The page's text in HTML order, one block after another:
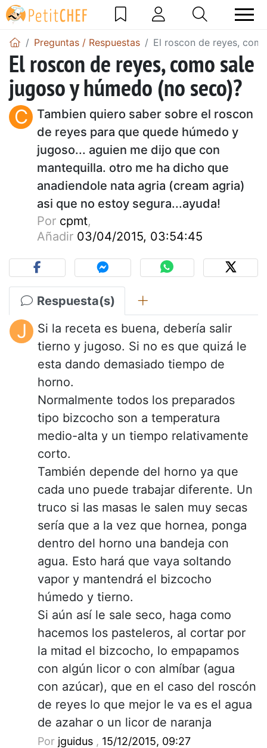
Preguntas / Respuestas El roscon de reyes,
El roscon de reyes, como sale
jugoso y húmedo (no seco)?
C
Tambien quiero saber sobre el roscon
de reyes para que quede húmedo y
jugoso... aguien me dijo que con
mantequilla. otro me ha dicho que
anadiendole nata agria (cream agria)
asi que no estoy segura...ayuda!
Por cpmt,
Añadir 03/04/2015, 03:54:45
Respuesta(s)
J
Si la receta es buena, debería salir
tierno y jugoso. Si no es que quizá le
esta dando demasiado tiempo de
horno.
Normalmente todos los preparados
tipo bizcocho son a temperatura
medio-alta y un tiempo relativamente
corto.
También depende del horno ya que
cada uno puede trabajar diferente. Un
truco si las masas le salen muy secas
sería que a la vez que hornea, ponga
dentro del horno una bandeja con
agua. Esto hará que vaya soltando
vapor y mantendrá el bizcocho
húmedo y tierno.
Si aún así le sale seco, haga como
hacemos los pasteleros, al cortar por
la mitad el bizcocho, lo empapamos
con algún licor o con almíbar (agua
con azúcar), que en el caso del roscón
de reyes lo que mejor le va es el agua
de azahar o un licor de naranja
Por jguidus , 15/12/2015, 09:27